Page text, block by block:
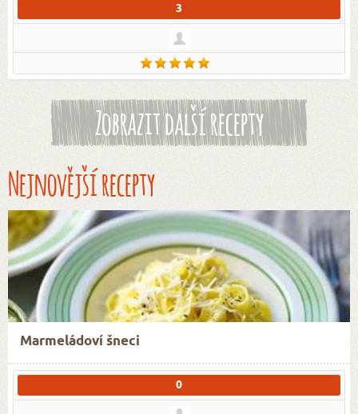
3
Zobrazit další recepty
Nejnovější recepty
Marmeládoví šneci
0